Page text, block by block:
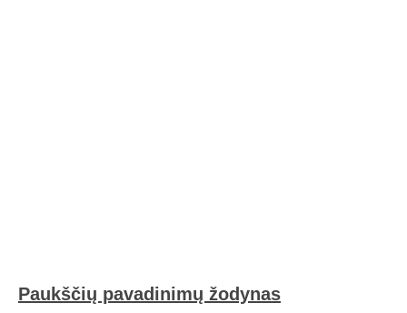
Paukščių pavadinimų žodynas